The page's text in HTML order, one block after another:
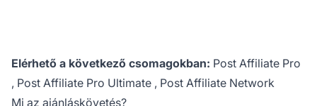
Elérhető a következő csomagokban: Post Affiliate Pro
, Post Affiliate Pro Ultimate , Post Affiliate Network
Mi az ajánláskövetés?